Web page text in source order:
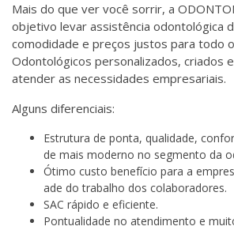
Mais do que ver você sorrir, a
objetivo levar assistência odontológica
comodidade e preços justos para todo
Odontológicos personalizados, criados
atender as necessidades empresariais.
Alguns diferenciais:
Estrutura de ponta, qualidade,
de mais moderno no segmento da
Ótimo custo benefício para a
ade do trabalho dos colaboradores.
SAC rápido e eficiente.
Pontualidade no atendimento e